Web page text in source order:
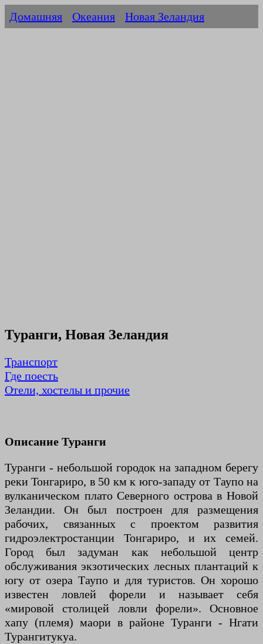
Домашняя Океания Новая Зеландия
Туранги, Новая Зеландия
Транспорт
Где поесть
Отели, хостелы и прочие
Описание Туранги
Туранги - небольшой городок на западном берегу
реки Тонгариро, в 50 км к юго-западу от Таупо на
вулканическом плато Северного острова в Новой
Зеландии. Он был построен для размещения
рабочих, связанных с проектом развития
гидроэлектростанции Тонгариро, и их семей.
Город был задуман как небольшой центр
обслуживания экзотических лесных плантаций к
югу от озера Таупо и для туристов. Он хорошо
известен ловлей форели и называет себя
«мировой столицей ловли форели». Основное
хапу (племя) маори в районе Туранги - Нгати
Турангитукуа.